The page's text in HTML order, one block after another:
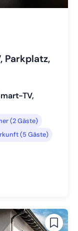
Parkplatz,
TV,
(2 Gäste)
(5 Gäste)